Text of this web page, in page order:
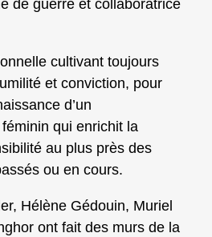
de guerre et collaboratrice
cultivant toujours
et conviction, pour
d’un
qui enrichit la
au plus près des
ou en cours.
Hélène Gédouin, Muriel
ont fait des murs de la